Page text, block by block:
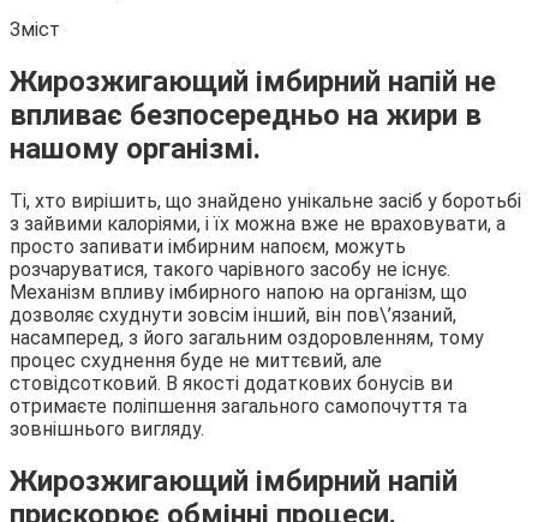
Зміст
Жирозжигающий імбирний напій не
впливає безпосередньо на жири в
нашому організмі.
Ті, хто вирішить, що знайдено унікальне засіб у боротьбі
з зайвими калоріями, і їх можна вже не враховувати, а
просто запивати імбирним напоєм, можуть
розчаруватися, такого чарівного засобу не існує.
Механізм впливу імбирного напою на організм, що
дозволяє схуднути зовсім інший, він пов\’язаний,
насамперед, з його загальним оздоровленням, тому
процес схуднення буде не миттєвий, але
стовідсотковий. В якості додаткових бонусів ви
отримаєте поліпшення загального самопочуття та
зовнішнього вигляду.
Жирозжигающий імбирний напій
прискорює обмінні процеси.